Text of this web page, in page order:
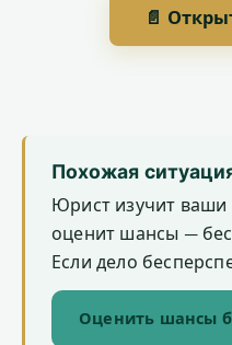
📄
Похожая
Юрист изучит ваши
оценит шансы —
Если дело
Оценить шансы